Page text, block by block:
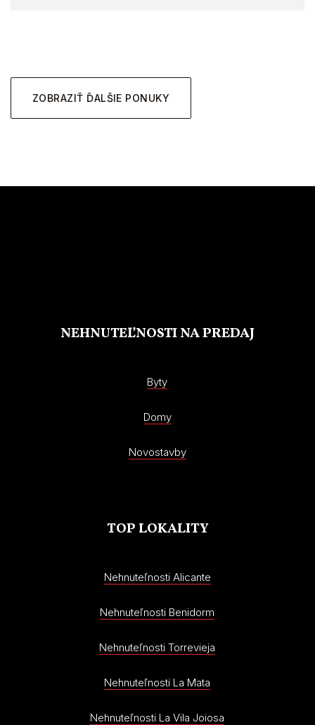
ZOBRAZIŤ ĎALŠIE PONUKY
NEHNUTEĽNOSTI NA PREDAJ
Byty
Domy
Novostavby
TOP LOKALITY
Nehnuteľnosti Alicante
Nehnuteľnosti Benidorm
Nehnuteľnosti Torrevieja
Nehnuteľnosti La Mata
Nehnuteľnosti La Vila Joiosa